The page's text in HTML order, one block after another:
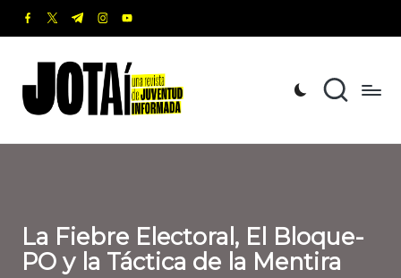
Saltar
contenido
facebook.com
twitter.com
t.me instagram.com
youtube.com
o
t
revista
de
Informada
La Fiebre Electoral, El Bloque-
PO y la Táctica de la Mentira